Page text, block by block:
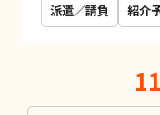
派遣／請負 紹介
11